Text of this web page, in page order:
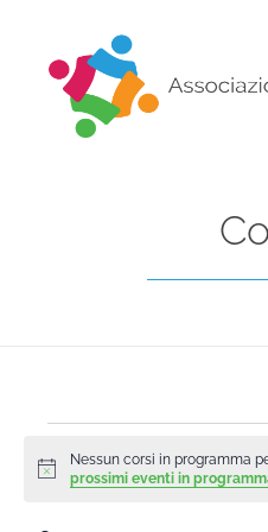
Notice
Nessun corsi in programma
prossimi eventi in